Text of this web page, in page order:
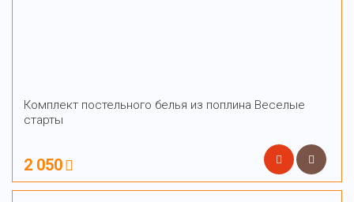
Комплект постельного белья из поплина Веселые
старты
2 050